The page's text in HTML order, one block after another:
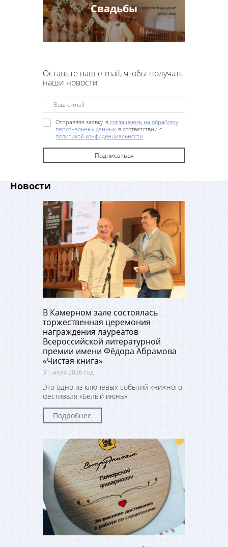
Свадьбы
Оставьте ваш e-mail, чтобы получать
наши новости
Отправляя заявку, я соглашаюсь на обработку
персональных данных, в соответствии с
политикой конфиденциальности
Новости
В Камерном зале состоялась
торжественная церемония
награждения лауреатов
Всероссийской литературной
премии имени Фёдора Абрамова
«Чистая книга»
31 июля 2026 год
Это одно из ключевых событий книжного
фестиваля «Белый июнь»
Подробнее